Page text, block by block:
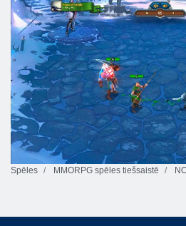
Spēles MMORPG spēles tiešsaistē